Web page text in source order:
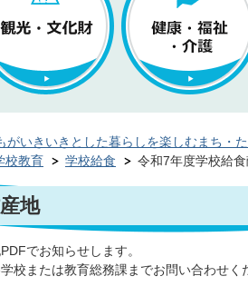
いきいきとした暮らしを楽しむまち・
校教育 学校給食 令和7年度学校給
地
でお知らせします。
校または教育総務課までお問い合わせく